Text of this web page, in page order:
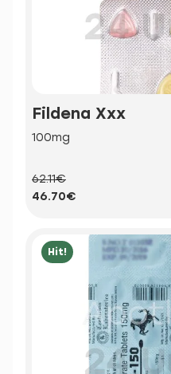
Fildena Xxx
100mg
62.11€
46.70€
Hit!